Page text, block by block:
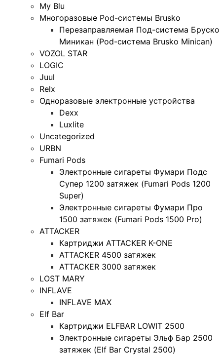
My Blu
Многоразовые Pod-системы Brusko
Перезаправляемая Под-система Бруско
Миникан (Pod-система Brusko Minican)
VOZOL STAR
LOGIC
Juul
Relx
Одноразовые электронные устройства
Dexx
Luxlite
Uncategorized
URBN
Fumari Pods
Электронные сигареты Фумари Подс
Супер 1200 затяжек (Fumari Pods 1200
Super)
Электронные сигареты Фумари Про
1500 затяжек (Fumari Pods 1500 Pro)
ATTACKER
Картриджи ATTACKER K-ONE
ATTACKER 4500 затяжек
ATTACKER 3000 затяжек
LOST MARY
INFLAVE
INFLAVE MAX
Elf Bar
Картриджи ELFBAR LOWIT 2500
Электронные сигареты Эльф Бар 2500
затяжек (Elf Bar Crystal 2500)